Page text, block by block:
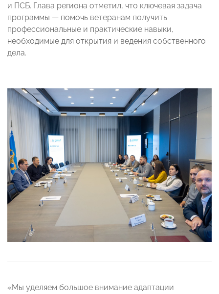
и ПСБ. Глава региона отметил, что ключевая задача
программы — помочь ветеранам получить
профессиональные и практические навыки,
необходимые для открытия и ведения собственного
дела.
«Мы уделяем большое внимание адаптации